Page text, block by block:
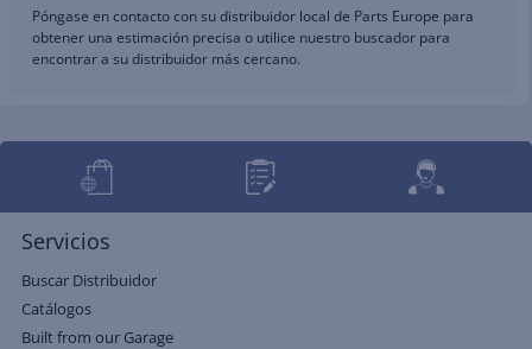
Póngase en contacto con su distribuidor local de Parts Europe para
obtener una estimación precisa o utilice nuestro buscador para
encontrar a su distribuidor más cercano.
Servicios
Buscar Distribuidor
Catálogos
Built from our Garage